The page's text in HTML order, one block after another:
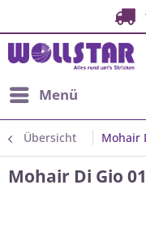
Menü
Übersicht Mohair
Mohair Di Gio